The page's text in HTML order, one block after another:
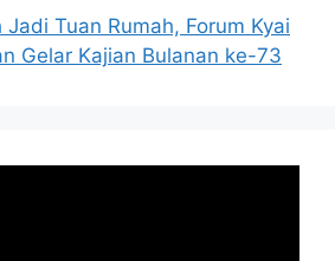
Tuan Rumah, Forum Kyai
Gelar Kajian Bulanan ke-73